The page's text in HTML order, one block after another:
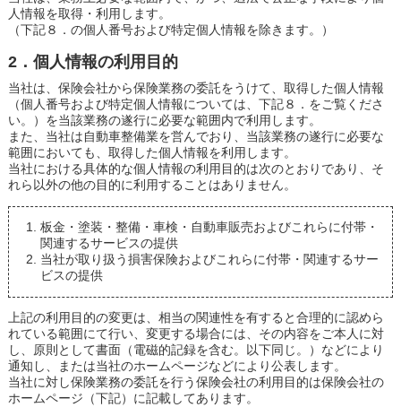
人情報を取得・利用します。
（下記８．の個人番号および特定個人情報を除きます。）
2．個人情報の利用目的
当社は、保険会社から保険業務の委託をうけて、取得した個人情報
（個人番号および特定個人情報については、下記８．をご覧くださ
い。）を当該業務の遂行に必要な範囲内で利用します。
また、当社は自動車整備業を営んでおり、当該業務の遂行に必要な
範囲においても、取得した個人情報を利用します。
当社における具体的な個人情報の利用目的は次のとおりであり、そ
れら以外の他の目的に利用することはありません。
板金・塗装・整備・車検・自動車販売およびこれらに付帯・
関連するサービスの提供
当社が取り扱う損害保険およびこれらに付帯・関連するサー
ビスの提供
上記の利用目的の変更は、相当の関連性を有すると合理的に認めら
れている範囲にて行い、変更する場合には、その内容をご本人に対
し、原則として書面（電磁的記録を含む。以下同じ。）などにより
通知し、または当社のホームページなどにより公表します。
当社に対し保険業務の委託を行う保険会社の利用目的は保険会社の
ホームページ（下記）に記載してあります。